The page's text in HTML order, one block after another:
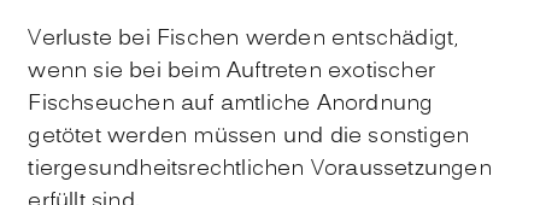
Verluste bei Fischen werden entschädigt,
wenn sie bei beim Auftreten exotischer
Fischseuchen auf amtliche Anordnung
getötet werden müssen und die sonstigen
tiergesundheitsrechtlichen Voraussetzungen